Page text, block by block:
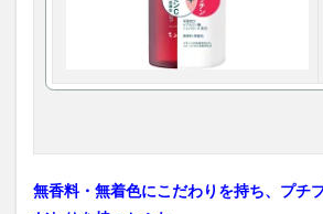
無香料・無着色にこだわりを持ち、プチ